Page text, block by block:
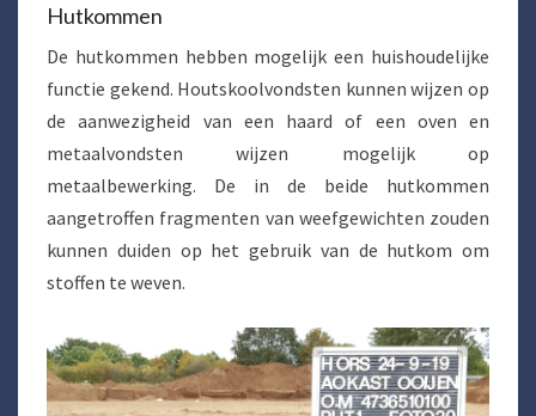
Hutkommen
De hutkommen hebben mogelijk een huishoudelijke
functie gekend. Houtskoolvondsten kunnen wijzen op
de aanwezigheid van een haard of een oven en
metaalvondsten wijzen mogelijk op
metaalbewerking. De in de beide hutkommen
aangetroffen fragmenten van weefgewichten zouden
kunnen duiden op het gebruik van de hutkom om
stoffen te weven.